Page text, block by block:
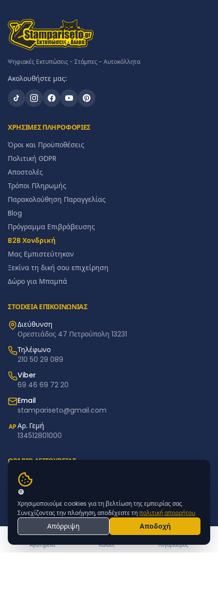
Αγαπημένα Καλάθι Λογαριασμός
Ψηφιακές Εκτυπώσεις - Στάμπες - Αυτοκόλλητα
Ακολουθήστε μας:
ΧΡΗΣΙΜΕΣ ΠΛΗΡΟΦΟΡΙΕΣ
Όροι και Προϋποθέσεις
Πολιτική GDPR
Αποστολές
Τρόποι Πληρωμής
Παρακολούθηση Παραγγελίας
Blog
Πρόγραμμα Επιβράβευσης
B2B Χονδρική
Μας Εμπιστεύτηκαν
Ξεκίνα τη δική σου επιχείρηση
Δώρο για Μπαμπά
ΣΤΟΙΧΕΙΑ ΕΠΙΚΟΙΝΩΝΙΑΣ
Διεύθυνση
Ορεστιάδος 47 Πετρούπολη 13231
Τηλέφωνο
210 50 29 089
Viber
69 46 69 72 20
Email
stampariseto@gmail.com
ΑΡΑρ. Γεμή
134512801000
ΩΡΑΡΙΟ ΛΕΙΤΟΥΡΓΙΑΣ
Δευτέρα – Παρασκευή: 11:00–18:00
Σάββατο – Κυριακή: Κλειστά
NEWSLETTER
Εγγραφείτε για προσφορές & νέα προϊόντα
ΕΓΓΡΑΦΗ
🍪
Χρησιμοποιούμε cookies για τη βελτίωση της εμπειρίας σας.
Συνεχίζοντας την πλοήγηση, αποδέχεστε τηπολιτική απορρήτου.
Απόρριψη Αποδοχή